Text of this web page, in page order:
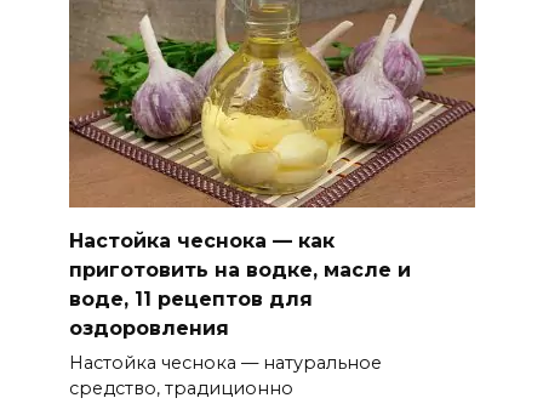
Настойка чеснока — как
приготовить на водке, масле и
воде, 11 рецептов для
оздоровления
Настойка чеснока — натуральное
средство, традиционно